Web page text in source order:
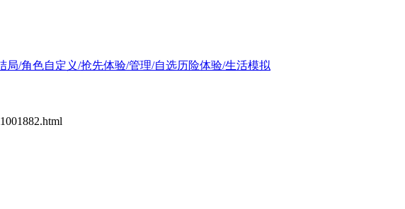
局/角色自定义/抢先体验/管理/自选历险体验/生活模拟